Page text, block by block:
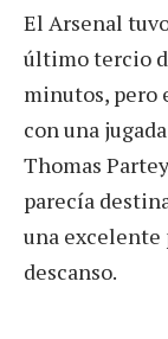
El Arsenal
último tercio
minutos, pero
con una
Thomas
parecía
una excelente
descanso.